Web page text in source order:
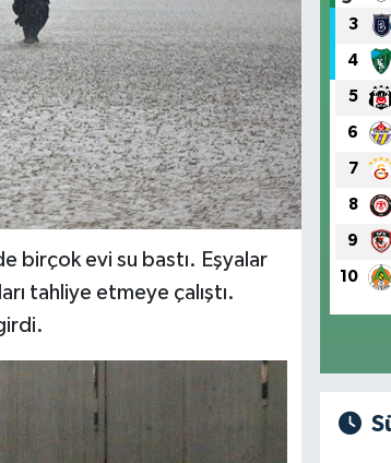
birçok evi su bastı. Eşyalar
tahliye etmeye çalıştı.
3
4
5
6
7
8
9
10